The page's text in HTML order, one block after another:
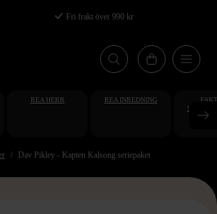
Fri frakt över 990 kr
REA HERR REA INREDNING
Dav Pikley - Kapten Kalsong seriepaket